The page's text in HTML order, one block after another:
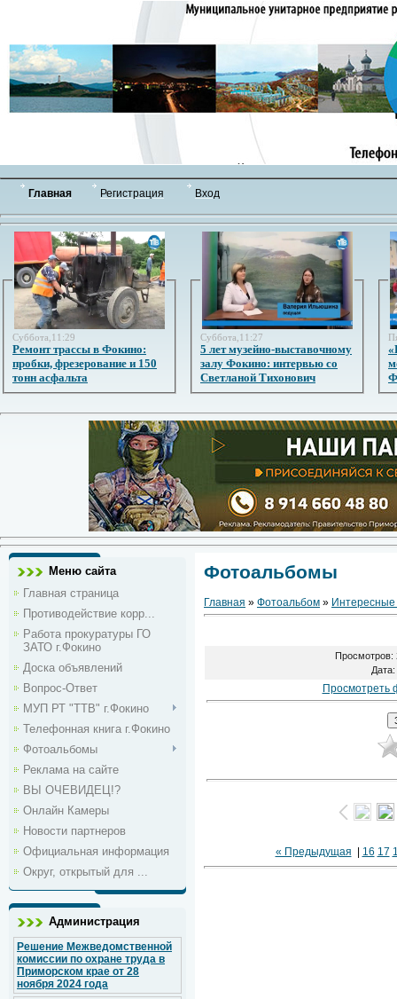
Главная Регистрация Вход
Суббота,11:29
Ремонт трассы в Фокино:
пробки, фрезерование и 150
тонн асфальта
Суббота,11:27
5 лет музейно-выставочному
залу Фокино: интервью со
Светланой Тихонович
Меню сайта
Главная страница
Противодействие корр...
Работа прокуратуры ГО
ЗАТО г.Фокино
Доска объявлений
Вопрос-Ответ
МУП РТ "ТТВ" г.Фокино
Телефонная книга г.Фокино
Фотоальбомы
Реклама на сайте
ВЫ ОЧЕВИДЕЦ!?
Онлайн Камеры
Новости партнеров
Официальная информация
Округ, открытый для ...
Администрация
Решение Межведомственной
комиссии по охране труда в
Приморском крае от 28
ноября 2024 года
Фотоальбомы
Главная » Фотоальбом »
Просмотров:
Дата:
Просмотреть
« Предыдущая 16 17